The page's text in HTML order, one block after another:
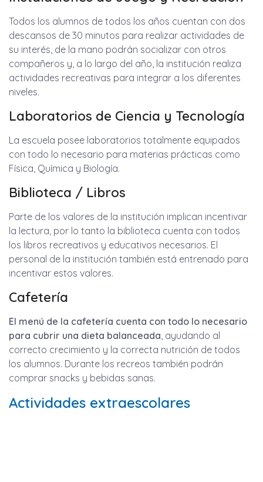
Todos los alumnos de todos los años cuentan con dos
descansos de 30 minutos para realizar actividades de
su interés, de la mano podrán socializar con otros
compañeros y, a lo largo del año, la institución realiza
actividades recreativas para integrar a los diferentes
niveles.
Laboratorios de Ciencia y Tecnología
La escuela posee laboratorios totalmente equipados
con todo lo necesario para materias prácticas como
Física, Química y Biología.
Biblioteca / Libros
Parte de los valores de la institución implican incentivar
la lectura, por lo tanto la biblioteca cuenta con todos
los libros recreativos y educativos necesarios. El
personal de la institución también está entrenado para
incentivar estos valores.
Cafetería
El menú de la cafetería cuenta con todo lo necesario
para cubrir una dieta balanceada, ayudando al
correcto crecimiento y la correcta nutrición de todos
los alumnos. Durante los recreos también podrán
comprar snacks y bebidas sanas.
Actividades extraescolares